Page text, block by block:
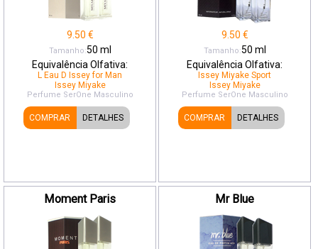
9.50 €
Tamanho:50 ml
Equivalência Olfativa:
L Eau D Issey for Man
Issey Miyake
Perfume SerOne Masculino
COMPRAR DETALHES
9.50 €
Tamanho:50 ml
Equivalência Olfativa:
Issey Miyake Sport
Issey Miyake
Perfume SerOne Masculino
COMPRAR DETALHES
Moment Paris Mr Blue